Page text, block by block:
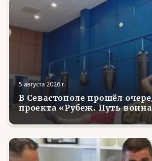
5 августа 2026 г.
В Севастополе прошёл
проекта «Рубеж. Путь